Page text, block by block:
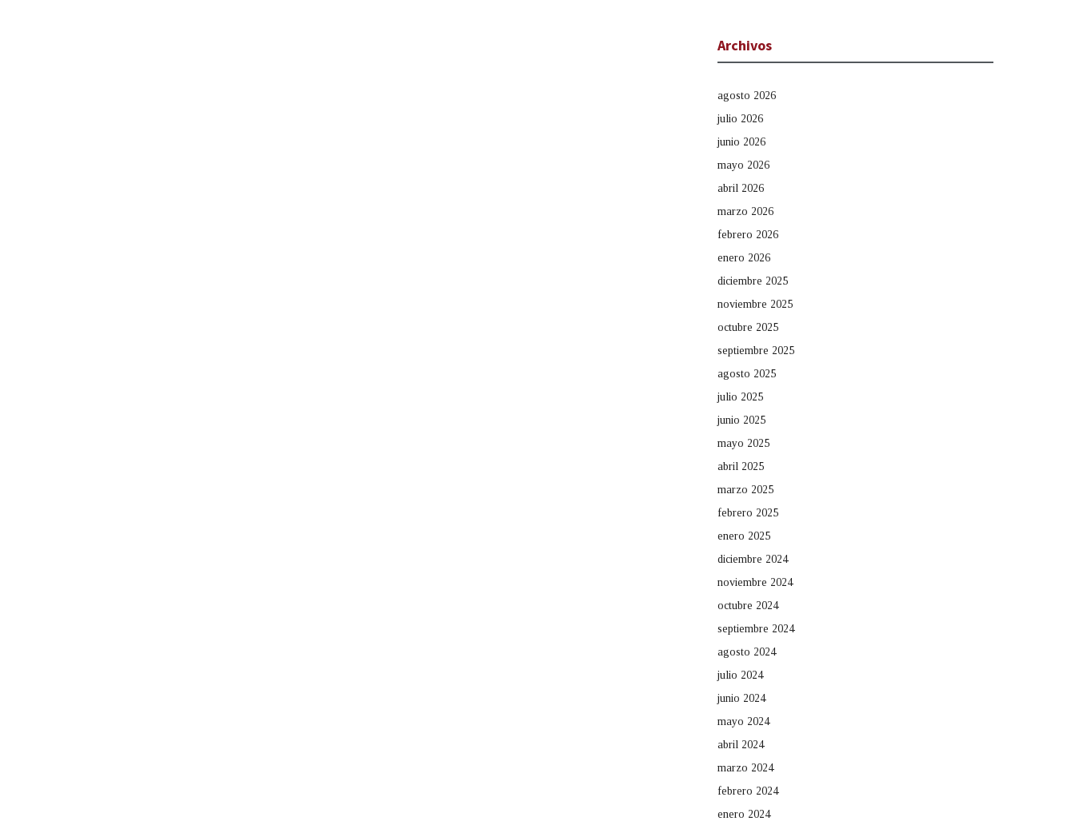
Archivos
agosto 2026
julio 2026
junio 2026
mayo 2026
abril 2026
marzo 2026
febrero 2026
enero 2026
diciembre 2025
noviembre 2025
octubre 2025
septiembre 2025
agosto 2025
julio 2025
junio 2025
mayo 2025
abril 2025
marzo 2025
febrero 2025
enero 2025
diciembre 2024
noviembre 2024
octubre 2024
septiembre 2024
agosto 2024
julio 2024
junio 2024
mayo 2024
abril 2024
marzo 2024
febrero 2024
enero 2024